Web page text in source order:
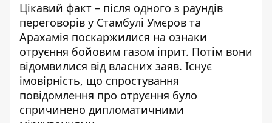
Цікавий факт – після одного з раундів
переговорів у Стамбулі Умєров та
Арахамія поскаржилися на ознаки
отруєння бойовим газом іприт. Потім вони
відомвилися від власних заяв. Існує
імовірність, що спростування
повідомлення про отруєння було
спричинено дипломатичними